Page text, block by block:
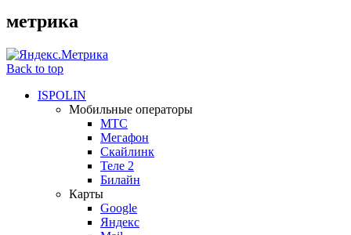
метрика
Back to top
ISPOLIN
Мобильные операторы
МТС
Мегафон
Скайлинк
Теле 2
Билайн
Карты
Google
Яндекс